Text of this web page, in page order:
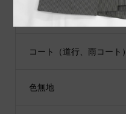
江戸小紋
コート（道行、雨コート）
色無地